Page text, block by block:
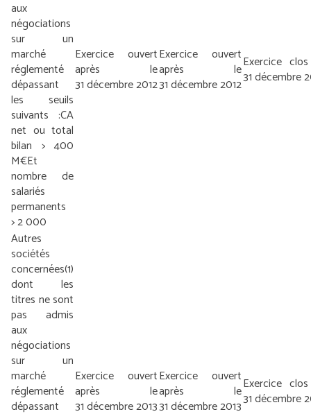
aux
négociations
sur un
marché
réglementé
dépassant
les seuils
suivants :CA
net ou total
bilan > 400
M€Et
nombre de
salariés
permanents
> 2 000
Exercice ouvert
après le
31 décembre 2012
Exercice ouvert
après le
31 décembre 2012
Exercice
31 décembre
Autres
sociétés
concernées(1)
dont les
titres ne sont
pas admis
aux
négociations
sur un
marché
réglementé
dépassant
Exercice ouvert
après le
31 décembre 2013
Exercice ouvert
après le
31 décembre 2013
Exercice
31 décembre